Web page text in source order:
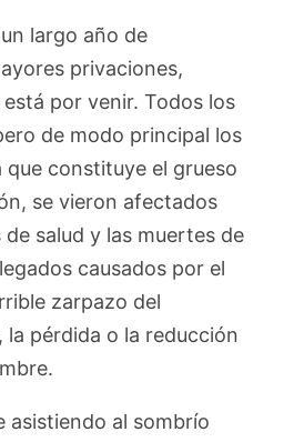
largo año de
privaciones,
por venir. Todos los
de modo principal los
que constituye el grueso
se vieron afectados
salud y las muertes de
causados por el
zarpazo del
la pérdida o la reducción
asistiendo al sombrío